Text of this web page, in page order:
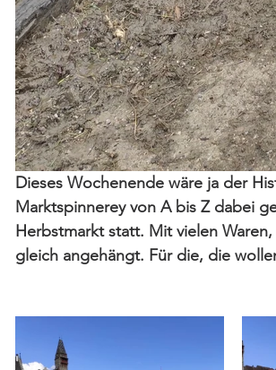
Dieses Wochenende wäre ja der
Marktspinnerey von A bis Z dabei
Herbstmarkt statt. Mit vielen
gleich angehängt. Für die, die